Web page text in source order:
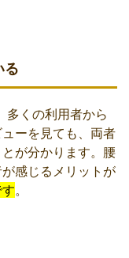
る
多くの利用者から
ーを見ても、両者
が分かります。腰
感じるメリットが
。